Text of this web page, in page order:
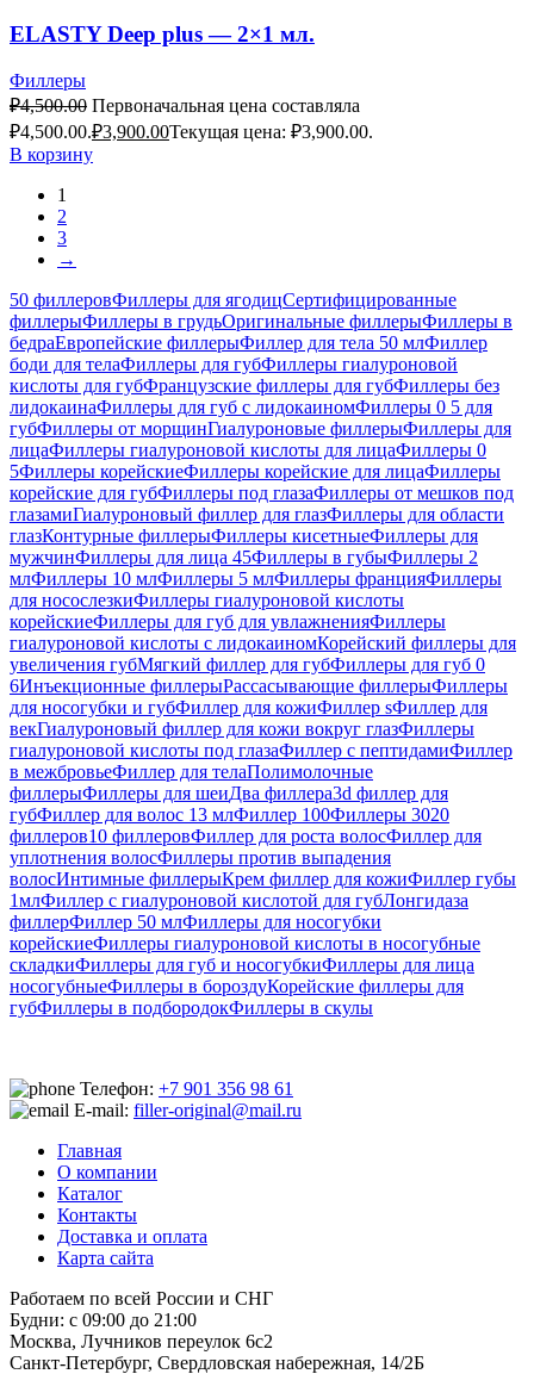
ELASTY Deep plus — 2×1 мл.
Филлеры
₽4,500.00 Первоначальная цена составляла
₽4,500.00.₽3,900.00Текущая цена: ₽3,900.00.
В корзину
1
2
3
→
50 филлеровФиллеры для ягодицСертифицированные
филлерыФиллеры в грудьОригинальные филлерыФиллеры в
бедраЕвропейские филлерыФиллер для тела 50 млФиллер
боди для телаФиллеры для губФиллеры гиалуроновой
кислоты для губФранцузские филлеры для губФиллеры без
лидокаинаФиллеры для губ с лидокаиномФиллеры 0 5 для
губФиллеры от морщинГиалуроновые филлерыФиллеры для
лицаФиллеры гиалуроновой кислоты для лицаФиллеры 0
5Филлеры корейскиеФиллеры корейские для лицаФиллеры
корейские для губФиллеры под глазаФиллеры от мешков под
глазамиГиалуроновый филлер для глазФиллеры для области
глазКонтурные филлерыФиллеры кисетныеФиллеры для
мужчинФиллеры для лица 45Филлеры в губыФиллеры 2
млФиллеры 10 млФиллеры 5 млФиллеры францияФиллеры
для носослезкиФиллеры гиалуроновой кислоты
корейскиеФиллеры для губ для увлажненияФиллеры
гиалуроновой кислоты с лидокаиномКорейский филлеры для
увеличения губМягкий филлер для губФиллеры для губ 0
6Инъекционные филлерыРассасывающие филлерыФиллеры
для носогубки и губФиллер для кожиФиллер sФиллер для
векГиалуроновый филлер для кожи вокруг глазФиллеры
гиалуроновой кислоты под глазаФиллер с пептидамиФиллер
в межбровьеФиллер для телаПолимолочные
филлерыФиллеры для шеиДва филлера3d филлер для
губФиллер для волос 13 млФиллер 100Филлеры 3020
филлеров10 филлеровФиллер для роста волосФиллер для
уплотнения волосФиллеры против выпадения
волосИнтимные филлерыКрем филлер для кожиФиллер губы
1млФиллер с гиалуроновой кислотой для губЛонгидаза
филлерФиллер 50 млФиллеры для носогубки
корейскиеФиллеры гиалуроновой кислоты в носогубные
складкиФиллеры для губ и носогубкиФиллеры для лица
носогубныеФиллеры в бороздуКорейские филлеры для
губФиллеры в подбородокФиллеры в скулы
Телефон: +7 901 356 98 61
E-mail: filler-original@mail.ru
Главная
О компании
Каталог
Контакты
Доставка и оплата
Карта сайта
Работаем по всей России и СНГ
Будни: с 09:00 до 21:00
Москва, Лучников переулок 6с2
Санкт-Петербург, Свердловская набережная, 14/2Б